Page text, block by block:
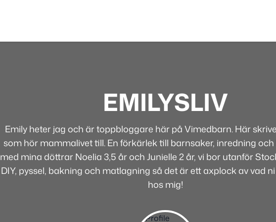
EMILYSLIV
Emily heter jag och är toppbloggare här på Vimedbarn. Här
som hör mammalivet till. En förkärlek till barnsaker, inredning och
med mina döttrar Noelia 3,5 år och Junielle 2 år, vi bor utanför
DIY, pyssel, bakning och matlagning så det är ett axplock av vad
hos mig!